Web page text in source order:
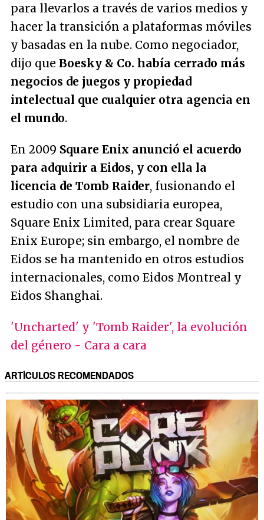
para llevarlos a través de varios medios y
hacer la transición a plataformas móviles
y basadas en la nube. Como negociador,
dijo que Boesky & Co. había cerrado más
negocios de juegos y propiedad
intelectual que cualquier otra agencia en
el mundo.
En 2009 Square Enix anunció el acuerdo
para adquirir a Eidos, y con ella la
licencia de Tomb Raider, fusionando el
estudio con una subsidiaria europea,
Square Enix Limited, para crear Square
Enix Europe; sin embargo, el nombre de
Eidos se ha mantenido en otros estudios
internacionales, como Eidos Montreal y
Eidos Shanghai.
'Uncharted' y 'Tomb Raider', la evolución
del género - Cara a cara
ARTÍCULOS RECOMENDADOS